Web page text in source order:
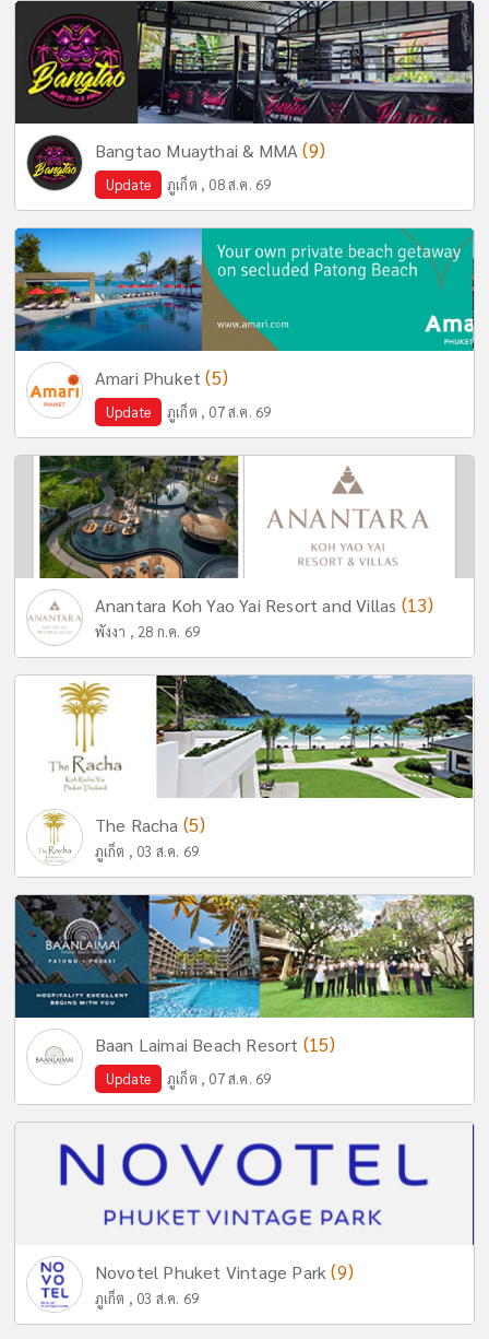
Bangtao Muaythai & MMA(9)
Update ภูเก็ต , 08 ส.ค. 69
Amari Phuket(5)
Update ภูเก็ต , 07 ส.ค. 69
Anantara Koh Yao Yai Resort and Villas (13)
พังงา , 28 ก.ค. 69
The Racha (5)
ภูเก็ต , 03 ส.ค. 69
Baan Laimai Beach Resort (15)
Update ภูเก็ต , 07 ส.ค. 69
Novotel Phuket Vintage Park(9)
ภูเก็ต , 03 ส.ค. 69